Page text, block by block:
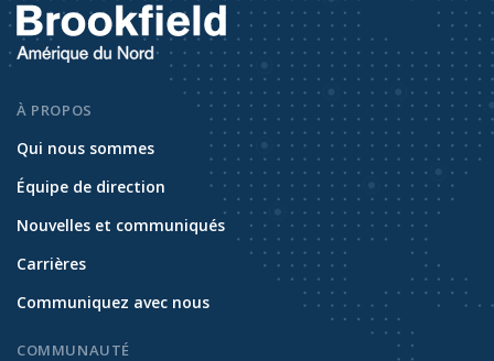
À PROPOS
Qui nous sommes
Équipe de direction
Nouvelles et communiqués
Carrières
Communiquez avec nous
COMMUNAUTÉ